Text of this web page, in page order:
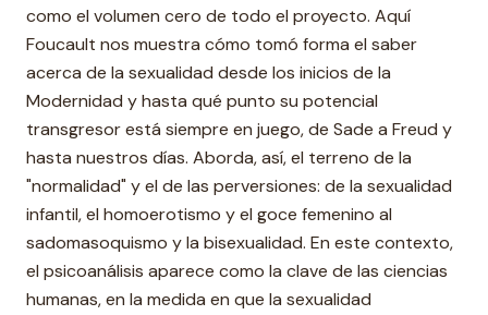
como el volumen cero de todo el proyecto. Aquí
Foucault nos muestra cómo tomó forma el saber
acerca de la sexualidad desde los inicios de la
Modernidad y hasta qué punto su potencial
transgresor está siempre en juego, de Sade a Freud y
hasta nuestros días. Aborda, así, el terreno de la
"normalidad" y el de las perversiones: de la sexualidad
infantil, el homoerotismo y el goce femenino al
sadomasoquismo y la bisexualidad. En este contexto,
el psicoanálisis aparece como la clave de las ciencias
humanas, en la medida en que la sexualidad